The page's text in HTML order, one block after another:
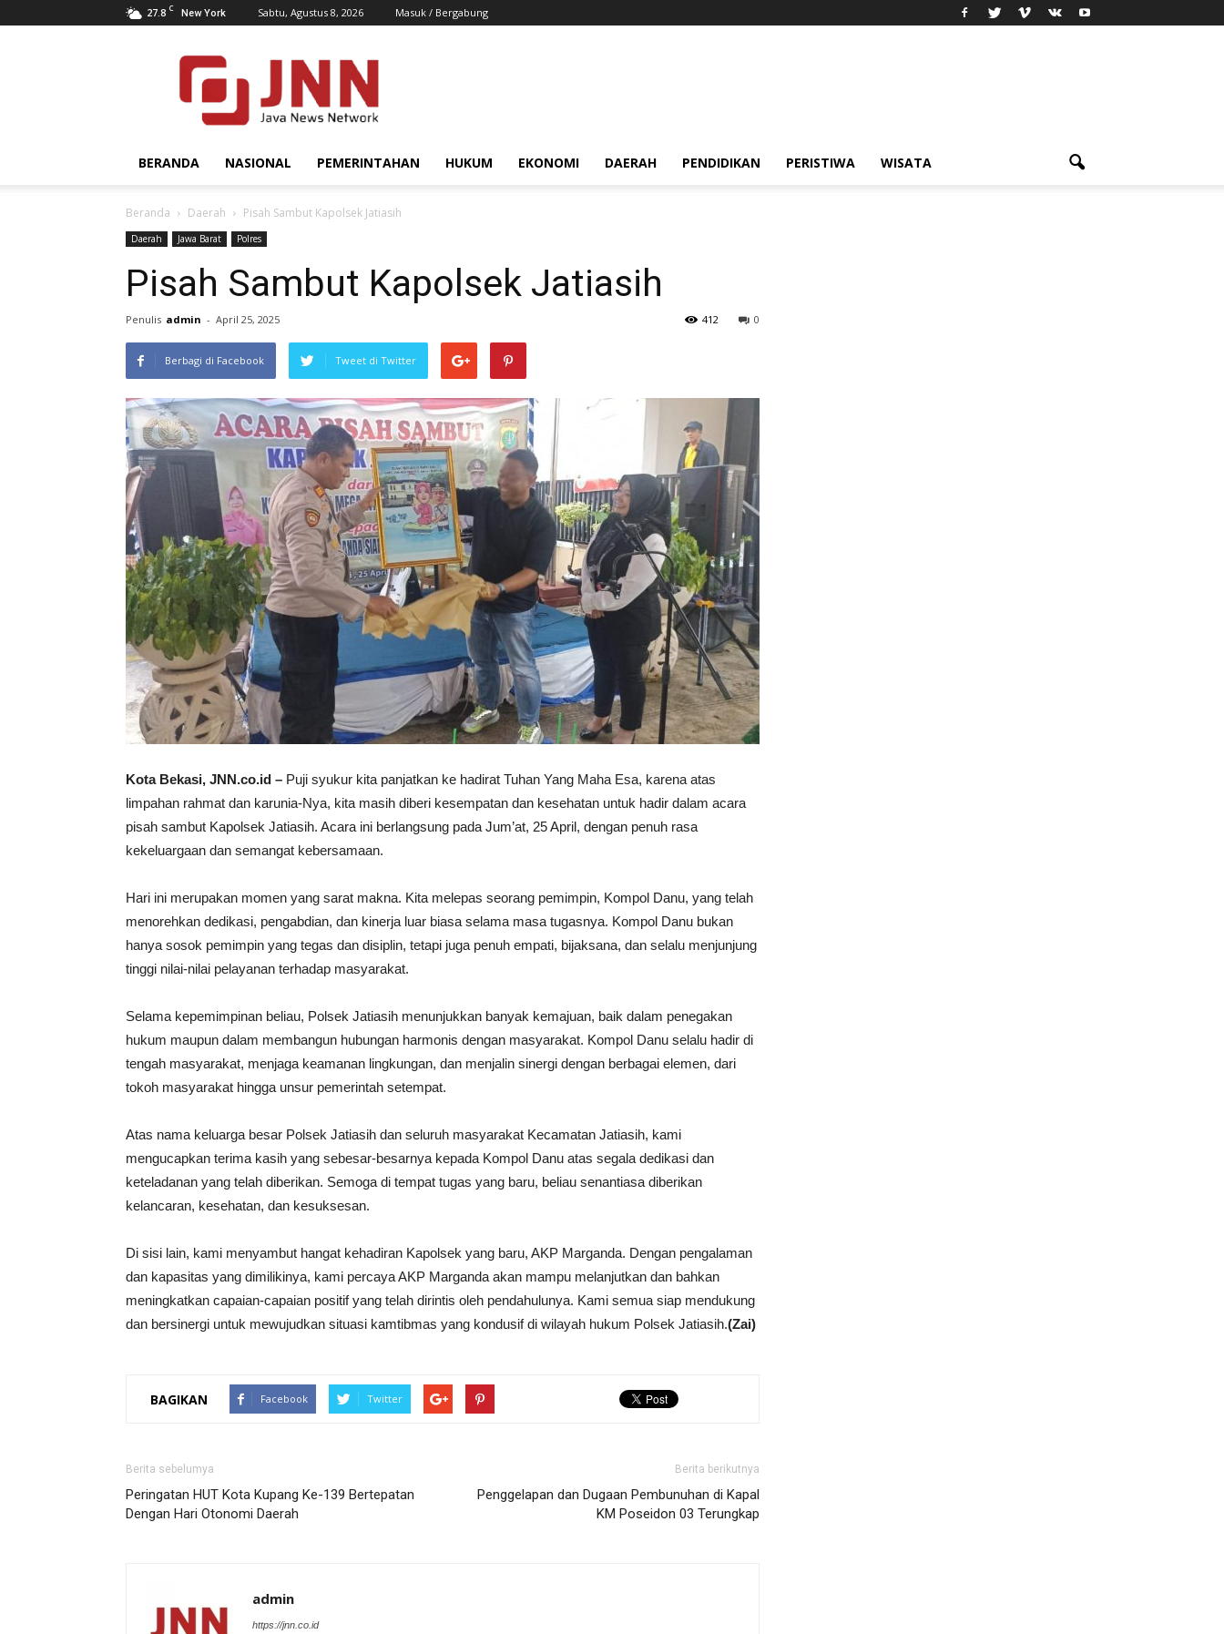
27.8 C New York Sabtu, Agustus 8, 2026 Masuk / Bergabung
JNN.co.id
BERANDA NASIONAL PEMERINTAHAN HUKUM EKONOMI DAERAH PENDIDIKAN PERISTIWA WISATA
Beranda Daerah Pisah Sambut Kapolsek Jatiasih
Daerah Jawa Barat Polres
Pisah Sambut Kapolsek Jatiasih
Penulis admin - April 25, 2025 0
412
Berbagi di Facebook Tweet di Twitter
Kota Bekasi, JNN.co.id – Puji syukur kita panjatkan ke hadirat Tuhan Yang Maha Esa, karena atas
limpahan rahmat dan karunia-Nya, kita masih diberi kesempatan dan kesehatan untuk hadir dalam acara
pisah sambut Kapolsek Jatiasih. Acara ini berlangsung pada Jum’at, 25 April, dengan penuh rasa
kekeluargaan dan semangat kebersamaan.
Hari ini merupakan momen yang sarat makna. Kita melepas seorang pemimpin, Kompol Danu, yang telah
menorehkan dedikasi, pengabdian, dan kinerja luar biasa selama masa tugasnya. Kompol Danu bukan
hanya sosok pemimpin yang tegas dan disiplin, tetapi juga penuh empati, bijaksana, dan selalu menjunjung
tinggi nilai-nilai pelayanan terhadap masyarakat.
Selama kepemimpinan beliau, Polsek Jatiasih menunjukkan banyak kemajuan, baik dalam penegakan
hukum maupun dalam membangun hubungan harmonis dengan masyarakat. Kompol Danu selalu hadir di
tengah masyarakat, menjaga keamanan lingkungan, dan menjalin sinergi dengan berbagai elemen, dari
tokoh masyarakat hingga unsur pemerintah setempat.
Atas nama keluarga besar Polsek Jatiasih dan seluruh masyarakat Kecamatan Jatiasih, kami
mengucapkan terima kasih yang sebesar-besarnya kepada Kompol Danu atas segala dedikasi dan
keteladanan yang telah diberikan. Semoga di tempat tugas yang baru, beliau senantiasa diberikan
kelancaran, kesehatan, dan kesuksesan.
Di sisi lain, kami menyambut hangat kehadiran Kapolsek yang baru, AKP Marganda. Dengan pengalaman
dan kapasitas yang dimilikinya, kami percaya AKP Marganda akan mampu melanjutkan dan bahkan
meningkatkan capaian-capaian positif yang telah dirintis oleh pendahulunya. Kami semua siap mendukung
dan bersinergi untuk mewujudkan situasi kamtibmas yang kondusif di wilayah hukum Polsek Jatiasih.(Zai)
BAGIKAN Facebook Twitter
Berita sebelumya
Peringatan HUT Kota Kupang Ke-139 Bertepatan
Dengan Hari Otonomi Daerah
Berita berikutnya
Penggelapan dan Dugaan Pembunuhan di Kapal
KM Poseidon 03 Terungkap
admin
https://jnn.co.id